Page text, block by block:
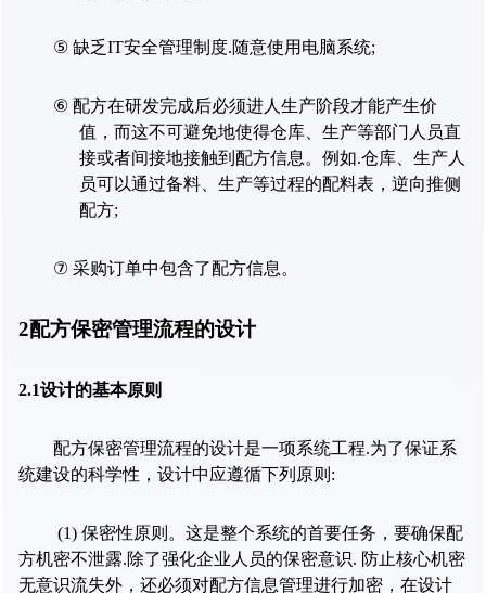
⑤ 缺乏IT安全管理制度.随意使用电脑系统;
⑥ 配方在研发完成后必须进人生产阶段才能产生价
值，而这不可避免地使得仓库、生产等部门人员直
接或者间接地接触到配方信息。例如.仓库、生产人
员可以通过备料、生产等过程的配料表，逆向推侧
配方;
⑦ 采购订单中包含了配方信息。
2配方保密管理流程的设计
2.1设计的基本原则
配方保密管理流程的设计是一项系统工程.为了保证系
统建设的科学性，设计中应遵循下列原则 :
(1) 保密性原则。这是整个系统的首要任务，要确保配
方机密不泄露.除了强化企业人员的保密意识. 防止核心机密
无意识流失外，还必须对配方信息管理进行加密，在设计